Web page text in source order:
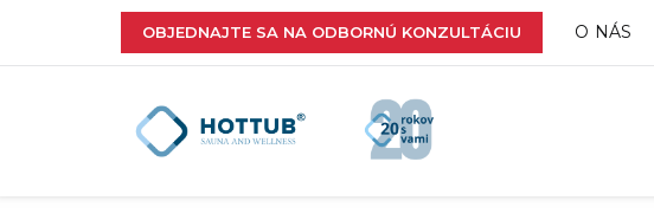
OBJEDNAJTE SA NA ODBORNÚ KONZULTÁCIU O NÁS